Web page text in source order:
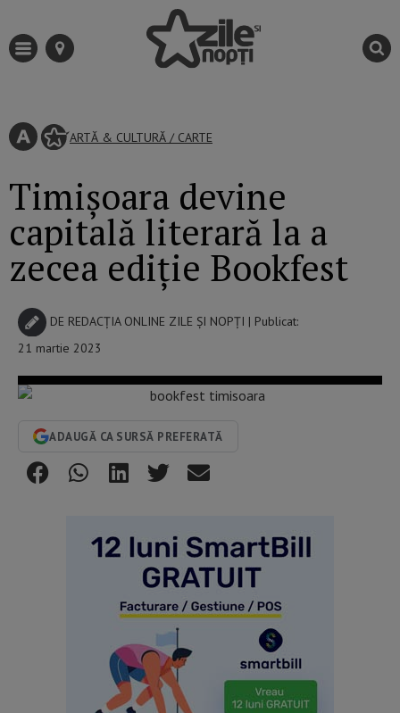
ARTĂ & CULTURĂ / CARTE
Timișoara devine
capitală literară la a
zecea ediție Bookfest
DE REDACȚIA ONLINE ZILE ȘI NOPȚI | Publicat:
21 martie 2023
ADAUGĂ CA SURSĂ PREFERATĂ